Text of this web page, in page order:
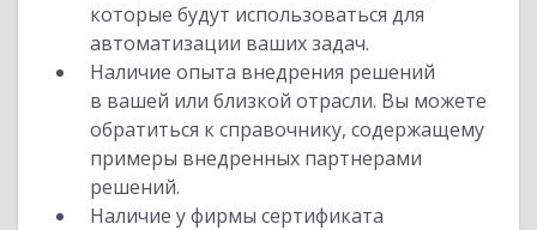
которые будут использоваться для
автоматизации ваших задач.
Наличие опыта внедрения решений
в вашей или близкой отрасли. Вы можете
обратиться к справочнику, содержащему
примеры внедренных партнерами
решений.
Наличие у фирмы сертификата